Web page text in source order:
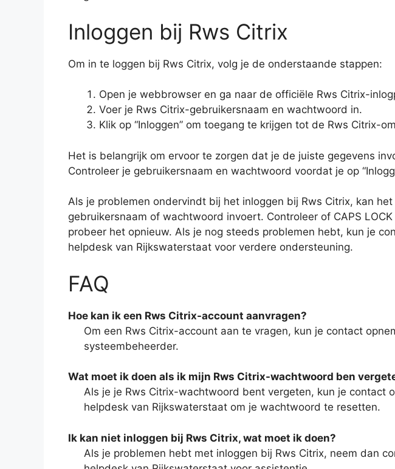
Inloggen bij Rws Citrix
Om in te loggen bij Rws Citrix, volg je de onderstaande stappen:
Open je webbrowser en ga naar de officiële Rws Citrix-
Voer je Rws Citrix-gebruikersnaam en wachtwoord in.
Klik op “Inloggen” om toegang te krijgen tot de Rws Citrix-
Het is belangrijk om ervoor te zorgen dat je de juiste gegevens
Controleer je gebruikersnaam en wachtwoord voordat je op
Als je problemen ondervindt bij het inloggen bij Rws Citrix, kan
gebruikersnaam of wachtwoord invoert. Controleer of CAPS
probeer het opnieuw. Als je nog steeds problemen hebt, kun je
helpdesk van Rijkswaterstaat voor verdere ondersteuning.
FAQ
Hoe kan ik een Rws Citrix-account aanvragen?
Om een Rws Citrix-account aan te vragen, kun je contact
systeembeheerder.
Wat moet ik doen als ik mijn Rws Citrix-wachtwoord ben
Als je je Rws Citrix-wachtwoord bent vergeten, kun je contact
helpdesk van Rijkswaterstaat om je wachtwoord te resetten.
Ik kan niet inloggen bij Rws Citrix, wat moet ik doen?
Als je problemen hebt met inloggen bij Rws Citrix, neem dan